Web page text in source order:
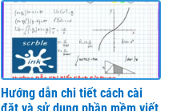
Hướng dẫn chi tiết cách cài
đặt và sử dụng phần mềm viết